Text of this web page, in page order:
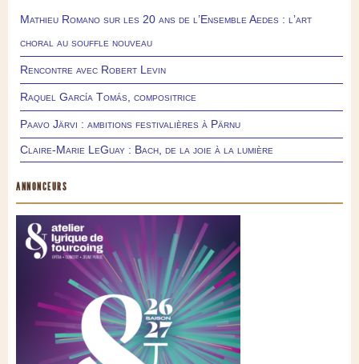
Mathieu Romano sur les 20 ans de l’Ensemble Aedes : l’art
choral au souffle nouveau
Rencontre avec Robert Levin
Raquel García Tomás, compositrice
Paavo Järvi : ambitions festivalières à Pärnu
Claire-Marie LeGuay : Bach, de la joie à la lumière
ANNONCEURS